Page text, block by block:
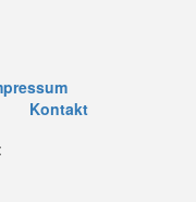
Kontakt